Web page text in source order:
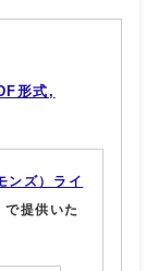
形式,
ンズ）ライ
で提供いた